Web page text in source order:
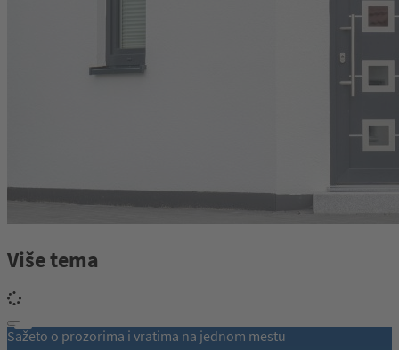
Više tema
Sažeto o prozorima i vratima na jednom mestu